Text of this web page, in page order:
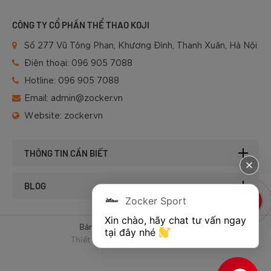
CÔNG TY CỔ PHẦN THỂ THAO KOJI
Số 277 Vũ Tông Phan, Khương Đình, Thanh Xuân, Hà Nội
Điện thoại: 096 905 7088
Hotline: 096 905 7088
Email: admin@zocker.vn
Website: zocker.vn
THÔNG TIN CẦN BIẾT
BLOG
Bản quyền © 2025 của Zocker.
Thiết kế website & SEO - Tất Thành
Zocker Sport
Xin chào, hãy chat tư vấn ngay
tại đây nhé